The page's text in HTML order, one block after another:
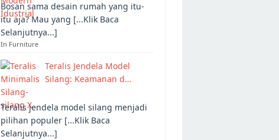
Bosan sama desain rumah yang itu-
itu aja? Mau yang [...Klik Baca
Selanjutnya...]
In Furniture
Teralis Jendela Model
Silang: Keamanan d…
Teralis jendela model silang menjadi
pilihan populer [...Klik Baca
Selanjutnya...]